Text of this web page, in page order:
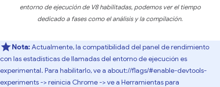
entorno de ejecución de V8 habilitadas, podemos ver el tiempo
dedicado a fases como el análisis y la compilación.
Nota:Actualmente, la compatibilidad del panel de rendimiento
con las estadísticas de llamadas del entorno de ejecución es
experimental. Para habilitarlo, ve a about://flags/#enable-devtools-
experiments -> reinicia Chrome -> ve a Herramientas para